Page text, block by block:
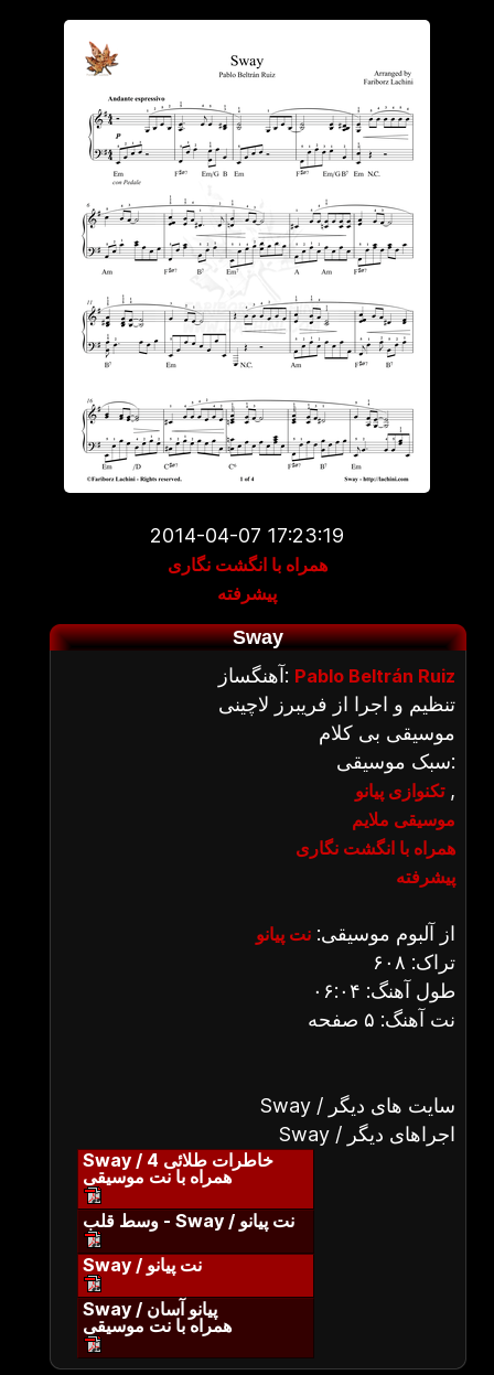
2014-04-07 17:23:19
همراه با انگشت نگاری
پیشرفته
Sway
آهنگساز: Pablo Beltrán Ruiz
تنظیم و اجرا از فریبرز لاچینی
موسیقی بی کلام
سبک موسیقی:
تکنوازی پیانو,
موسیقی ملایم
همراه با انگشت نگاری
پیشرفته
از آلبوم موسیقی: نت پیانو
تراک: ۶۰۸
طول آهنگ: ۰۶:۰۴
نت آهنگ: ۵ صفحه
Sway / سایت های دیگر
Sway / اجراهای دیگر
Sway / خاطرات طلائی 4
همراه با نت موسیقی
وسط قلب - Sway / نت پیانو
Sway / نت پیانو
Sway / پیانو آسان
همراه با نت موسیقی